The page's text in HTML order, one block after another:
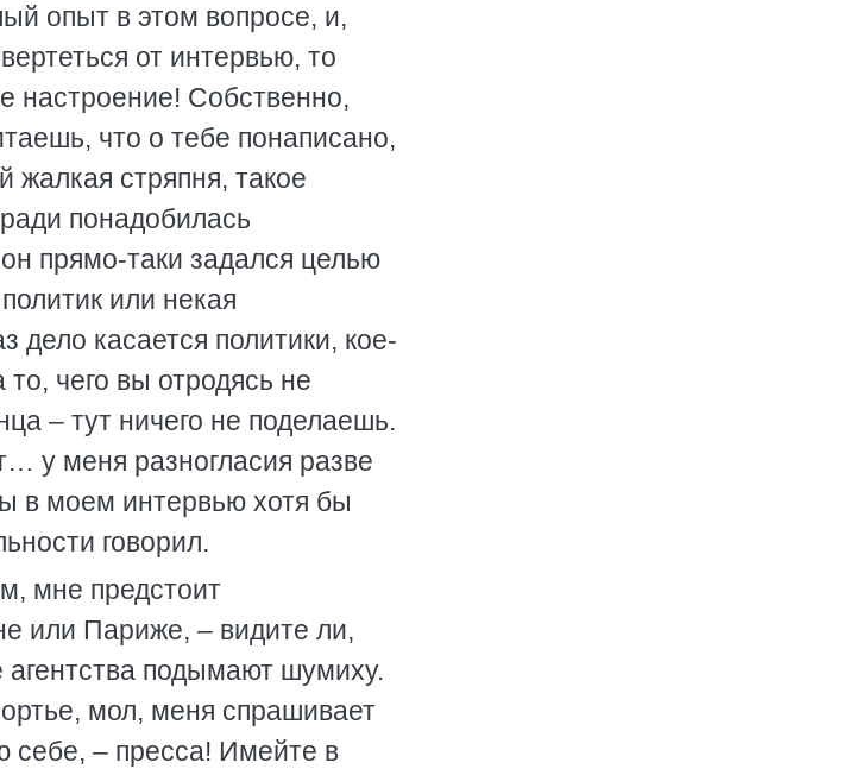
опыт в этом вопросе, и,
от интервью, то
настроение! Собственно,
что о тебе понаписано,
жалкая стряпня, такое
понадобилась
прямо-таки задался целью
или некая
дело касается политики, кое-
чего вы отродясь не
– тут ничего не поделаешь.
у меня разногласия разве
в моем интервью хотя бы
говорил.
мне предстоит
или Париже, – видите ли,
агентства подымают шумиху.
мол, меня спрашивает
себе, – пресса! Имейте в